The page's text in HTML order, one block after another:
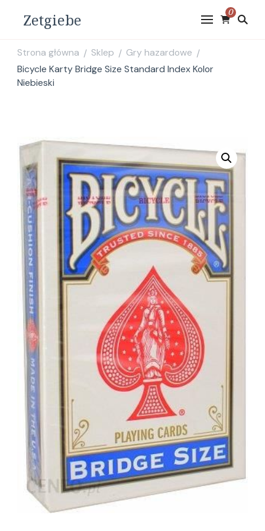
Zetgiebe 0
Strona główna / Sklep / Gry hazardowe /
Bicycle Karty Bridge Size Standard Index Kolor
Niebieski